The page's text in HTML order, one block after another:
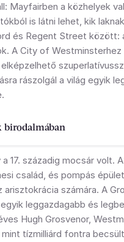
Mayfairben a közhelyek
is látni lehet, kik
és Regent Street között:
A City of
rászolgál a világ egyik
birodalmában
a 17. századig mocsár volt.
család, és pompás
számára. A
leggazdagabb és
Hugh Grosvenor,
tízmilliárd fontra